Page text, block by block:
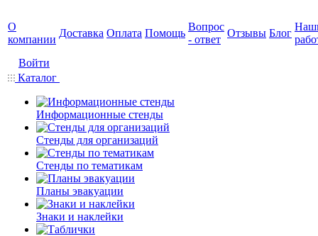
О
компании
Доставка Оплата Помощь
Вопрос
- ответ
Отзывы Блог
Войти
Каталог
Информационные стенды
Стенды для организаций
Стенды по тематикам
Планы эвакуации
Знаки и наклейки